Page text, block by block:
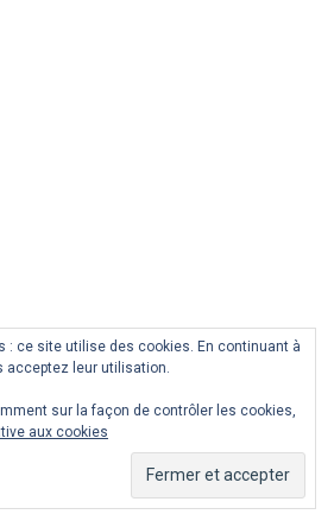
: ce site utilise des cookies. En continuant à
acceptez leur utilisation.
sur la façon de contrôler les cookies,
aux cookies